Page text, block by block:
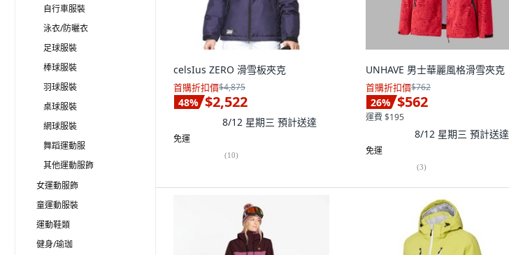
自行車服裝
泳衣/防曬衣
足球服裝
棒球服裝
羽球服裝
桌球服裝
網球服裝
舞蹈運動服
其他運動服飾
女運動服飾
童運動服裝
運動鞋類
健身/瑜珈
celsIus ZERO 滑雪板夾克
首購折扣價$4,875
48% $2,522
8/12 星期三 預計送達
免運
(10)
UNHAVE 男士華麗風格滑雪夾克
首購折扣價$762
26% $562
運費 $195
8/12 星期三 預計送達
免運
(3)